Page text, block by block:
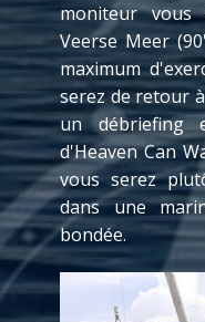
moniteur
Veerse Meer
maximum
serez de retour
un débriefing
d'Heaven Can
vous serez
dans une
bondée.